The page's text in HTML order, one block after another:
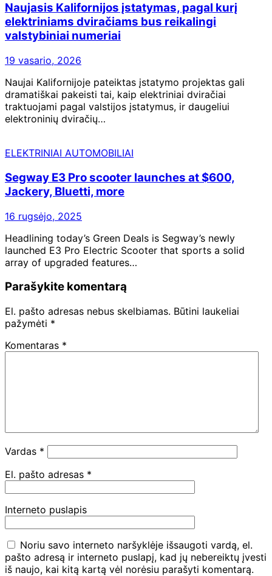
Naujasis Kalifornijos įstatymas, pagal kurį
elektriniams dviračiams bus reikalingi
valstybiniai numeriai
19 vasario, 2026
Naujai Kalifornijoje pateiktas įstatymo projektas gali
dramatiškai pakeisti tai, kaip elektriniai dviračiai
traktuojami pagal valstijos įstatymus, ir daugeliui
elektroninių dviračių…
ELEKTRINIAI AUTOMOBILIAI
Segway E3 Pro scooter launches at $600,
Jackery, Bluetti, more
16 rugsėjo, 2025
Headlining today’s Green Deals is Segway’s newly
launched E3 Pro Electric Scooter that sports a solid
array of upgraded features…
Parašykite komentarą
El. pašto adresas nebus skelbiamas. Būtini laukeliai
pažymėti *
Komentaras *
Vardas *
El. pašto adresas *
Interneto puslapis
Noriu savo interneto naršyklėje išsaugoti vardą, el.
pašto adresą ir interneto puslapį, kad jų nebereiktų įvesti
iš naujo, kai kitą kartą vėl norėsiu parašyti komentarą.